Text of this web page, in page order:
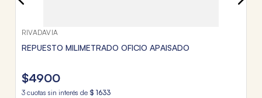
RIVADAVIA
REPUESTO MILIMETRADO OFICIO APAISADO
$4900
3 cuotas sin interés de $ 1633